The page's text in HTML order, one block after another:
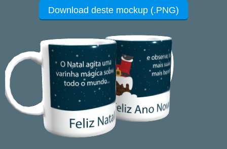
Download deste mockup (.PNG)